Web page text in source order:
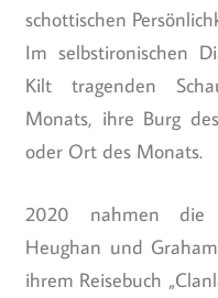
schottischen
Im selbstironischen
Kilt tragenden
Monats, ihre Burg
oder Ort des Monats.
2020 nahmen die
Heughan und
ihrem Reisebuch